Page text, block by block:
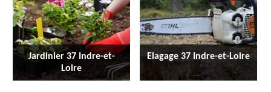
Jardinier 37 Indre-et-
Loire
Elagage 37 Indre-et-Loire